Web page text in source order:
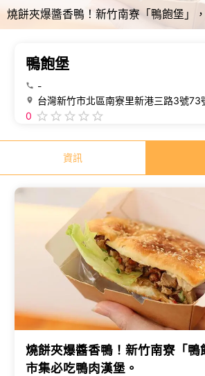
鴨飽堡
-
台灣新竹市北區南寮里新港三路3號73
0
資訊
燒餅夾爆醬香鴨！新竹南寮「鴨
市集必吃鴨肉漢堡。